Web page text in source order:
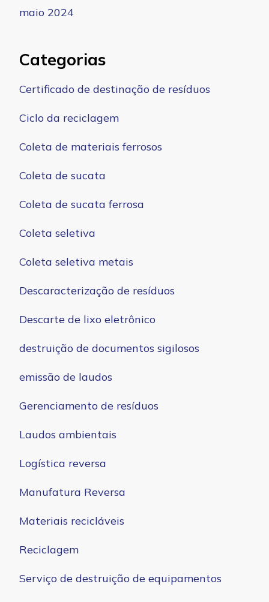
maio 2024
Categorias
Certificado de destinação de resíduos
Ciclo da reciclagem
Coleta de materiais ferrosos
Coleta de sucata
Coleta de sucata ferrosa
Coleta seletiva
Coleta seletiva metais
Descaracterização de resíduos
Descarte de lixo eletrônico
destruição de documentos sigilosos
emissão de laudos
Gerenciamento de resíduos
Laudos ambientais
Logística reversa
Manufatura Reversa
Materiais recicláveis
Reciclagem
Serviço de destruição de equipamentos